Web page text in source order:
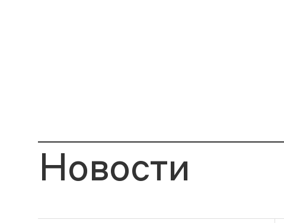
Новости